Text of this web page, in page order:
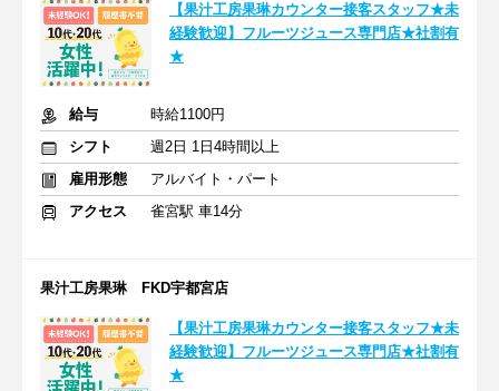
【果汁工房果琳カウンター接客スタッフ★未
経験歓迎】フルーツジュース専門店★社割有
★
給与
時給1100円
シフト
週2日 1日4時間以上
雇用形態
アルバイト・パート
アクセス
雀宮駅 車14分
果汁工房果琳 FKD宇都宮店
【果汁工房果琳カウンター接客スタッフ★未
経験歓迎】フルーツジュース専門店★社割有
★